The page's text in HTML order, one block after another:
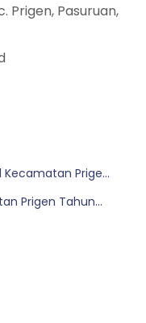
Prigen, Pasuruan,
Kecamatan Prige...
Prigen Tahun...